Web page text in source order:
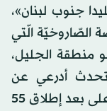
جنوب لبنان»،
الصّاروخيّة الّتي
منطقة الجليل،
أدرعي عن
تفعيل الإنذارات في منطقة الجليل الأعلى بعد إطلاق 55